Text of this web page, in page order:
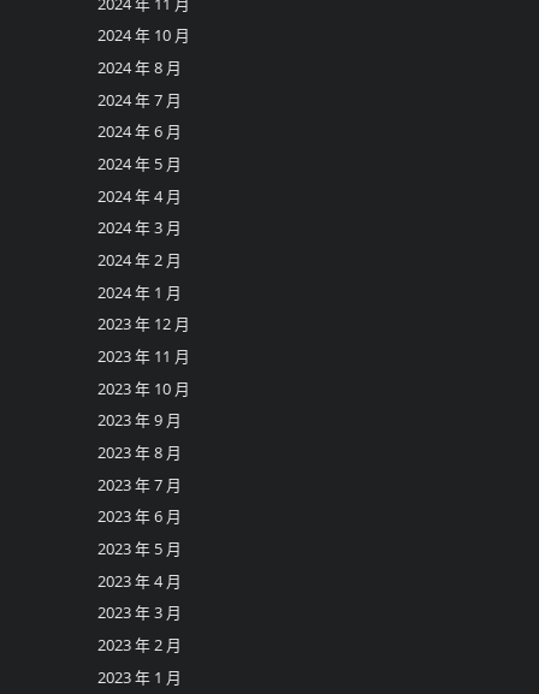
2024 年 10 月
2024 年 8 月
2024 年 7 月
2024 年 6 月
2024 年 5 月
2024 年 4 月
2024 年 3 月
2024 年 2 月
2024 年 1 月
2023 年 12 月
2023 年 11 月
2023 年 10 月
2023 年 9 月
2023 年 8 月
2023 年 7 月
2023 年 6 月
2023 年 5 月
2023 年 4 月
2023 年 3 月
2023 年 2 月
2023 年 1 月